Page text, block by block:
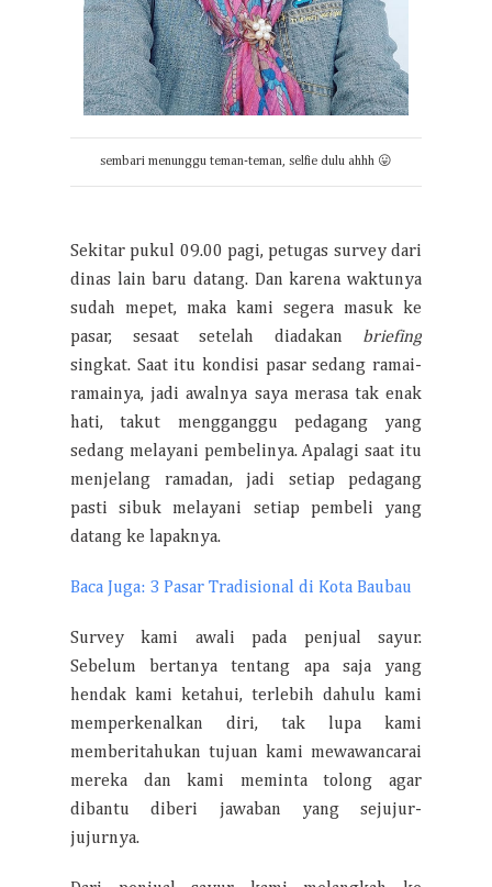
sembari menunggu teman-teman, selfie dulu ahhh 😛
Sekitar pukul 09.00 pagi, petugas survey dari
dinas lain baru datang. Dan karena waktunya
sudah mepet, maka kami segera masuk ke
pasar, sesaat setelah diadakan briefing
singkat. Saat itu kondisi pasar sedang ramai-
ramainya, jadi awalnya saya merasa tak enak
hati, takut mengganggu pedagang yang
sedang melayani pembelinya. Apalagi saat itu
menjelang ramadan, jadi setiap pedagang
pasti sibuk melayani setiap pembeli yang
datang ke lapaknya.
Baca Juga: 3 Pasar Tradisional di Kota Baubau
Survey kami awali pada penjual sayur.
Sebelum bertanya tentang apa saja yang
hendak kami ketahui, terlebih dahulu kami
memperkenalkan diri, tak lupa kami
memberitahukan tujuan kami mewawancarai
mereka dan kami meminta tolong agar
dibantu diberi jawaban yang sejujur-
jujurnya.